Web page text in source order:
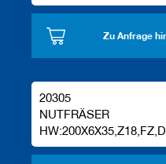
Zu Anfrage
20305
NUTFRÄSER